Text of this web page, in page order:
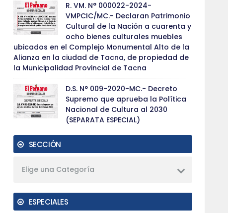
R. VM. N° 000022-2024-
VMPCIC/MC.- Declaran Patrimonio
Cultural de la Nación a cuarenta y
ocho bienes culturales muebles
ubicados en el Complejo Monumental Alto de la
Alianza en la ciudad de Tacna, de propiedad de
la Municipalidad Provincial de Tacna
D.S. N° 009-2020-MC.- Decreto
Supremo que aprueba la Política
Nacional de Cultura al 2030
(SEPARATA ESPECIAL)
SECCIÓN
Elige una Categoría
ESPECIALES